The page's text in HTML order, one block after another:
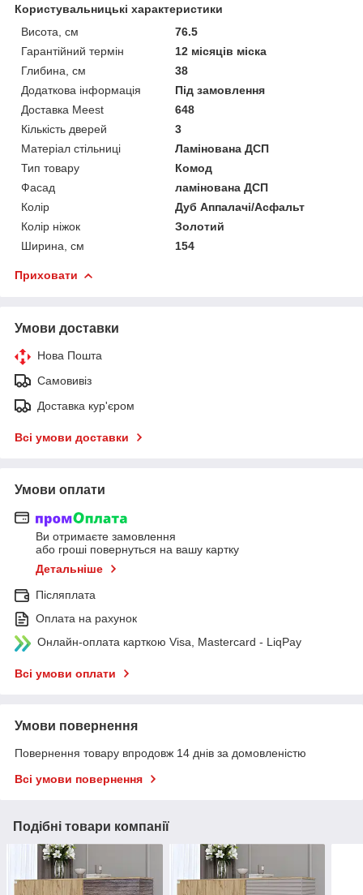
Користувальницькі характеристики
Висота, см
76.5
Гарантійний термін
12 місяців міска
Глибина, см
38
Додаткова інформація
Під замовлення
Доставка Meest
648
Кількість дверей
3
Матеріал стільниці
Ламінована ДСП
Тип товару
Комод
Фасад
ламінована ДСП
Колір
Дуб Аппалачі/Асфальт
Колір ніжок
Золотий
Ширина, см
154
Приховати
Умови доставки
Нова Пошта
Самовивіз
Доставка кур'єром
Всі умови доставки
Умови оплати
Ви отримаєте замовлення
або гроші повернуться на вашу картку
Детальніше
Післяплата
Оплата на рахунок
Онлайн-оплата карткою Visa, Mastercard - LiqPay
Всі умови оплати
Умови повернення
Повернення товару впродовж 14 днів за домовленістю
Всі умови повернення
Подібні товари компанії